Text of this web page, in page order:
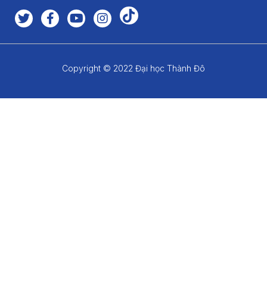
Copyright © 2022 Đại học Thành Đô